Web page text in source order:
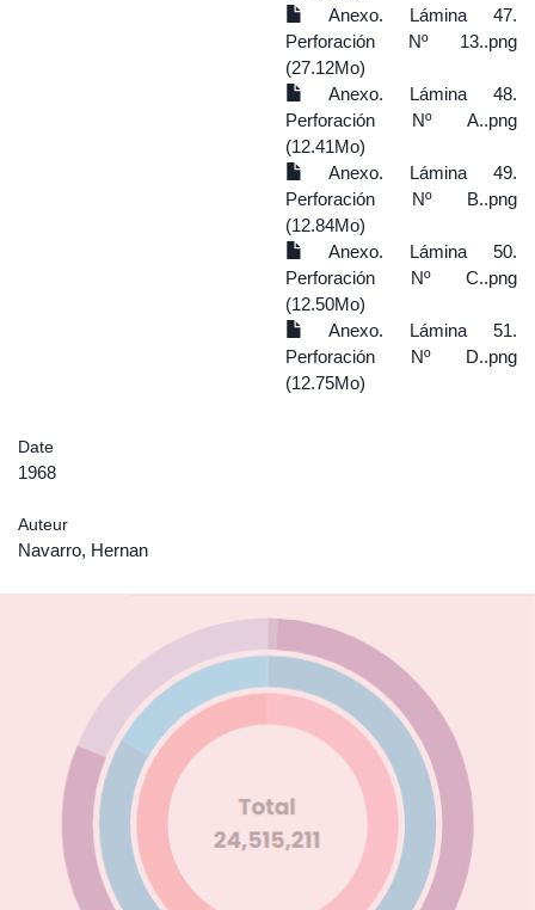
Anexo. Lámina 47.
Perforación Nº 13..png
(27.12Mo)
Anexo. Lámina 48.
Perforación Nº A..png
(12.41Mo)
Anexo. Lámina 49.
Perforación Nº B..png
(12.84Mo)
Anexo. Lámina 50.
Perforación Nº C..png
(12.50Mo)
Anexo. Lámina 51.
Perforación Nº D..png
(12.75Mo)
Date
1968
Auteur
Navarro, Hernan